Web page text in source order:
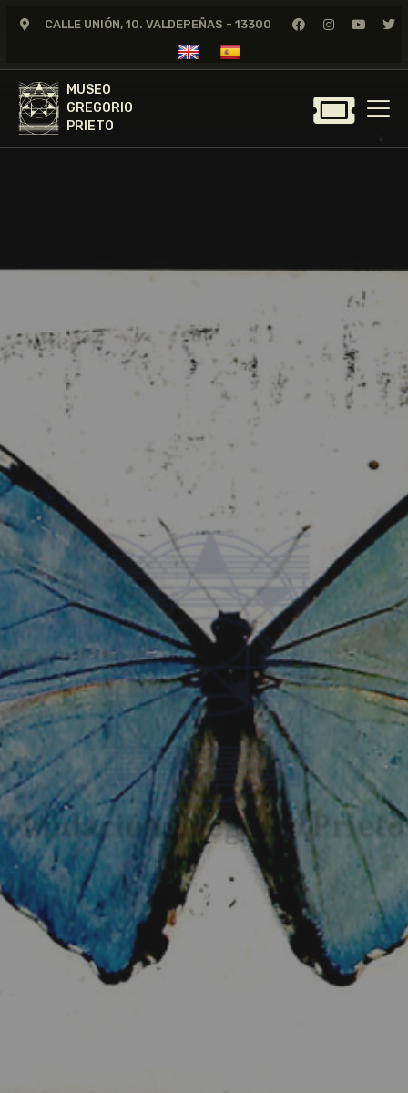
CALLE UNIÓN, 10. VALDEPEÑAS - 13300
MUSEO
GREGORIO
PRIETO
MUSEO
GREGORIO
GREGORIO PRIETO
FUNDACIÓN
NOTICIAS